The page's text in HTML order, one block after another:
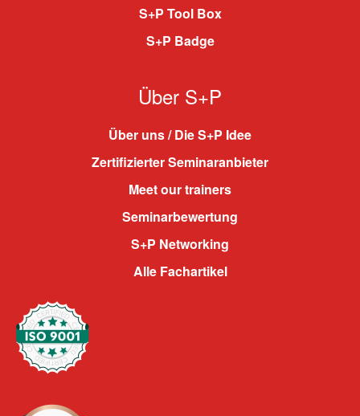
S+P Tool Box
S+P Badge
Über S+P
Über uns / Die S+P Idee
Zertifizierter Seminaranbieter
Meet our trainers
Seminarbewertung
S+P Networking
Alle Fachartikel